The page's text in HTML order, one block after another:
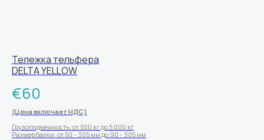
Тележка тельфера
DELTA YELLOW
€60
(Цена включает НДС)
Грузоподъемность: от 500 кг до 5 000 кг
Размер балки: от 50 - 305 мм до 90 - 305 мм